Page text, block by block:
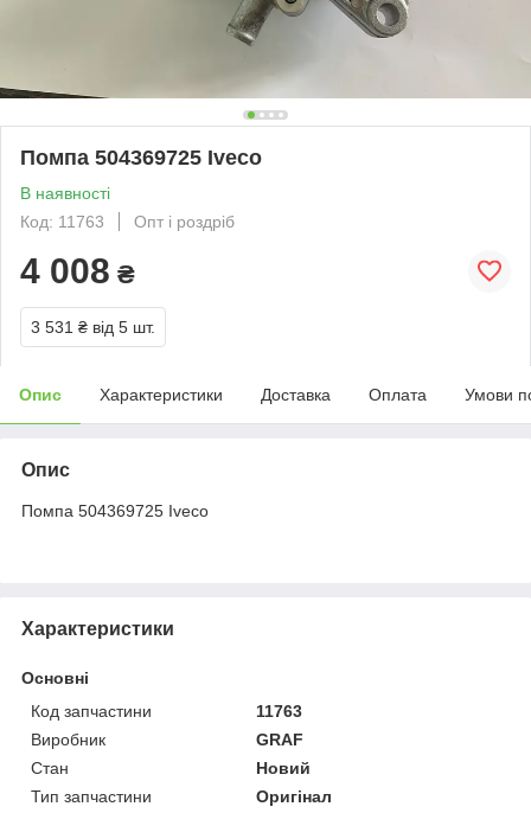
Помпа 504369725 Iveco
В наявності
Код: 11763
Опт і роздріб
4 008 ₴
3 531 ₴ від 5 шт.
Опис Характеристики Доставка Оплата Умови
Опис
Помпа 504369725 Iveco
Характеристики
Основні
Код запчастини
11763
Виробник
GRAF
Стан
Новий
Тип запчастини
Оригінал